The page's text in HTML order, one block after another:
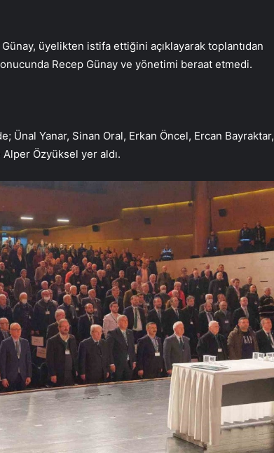
üyelikten istifa ettiğini açıklayarak toplantıdan
Recep Günay ve yönetimi beraat etmedi.
Ünal Yanar, Sinan Oral, Erkan Öncel, Ercan Bayraktar,
Özyüksel yer aldı.